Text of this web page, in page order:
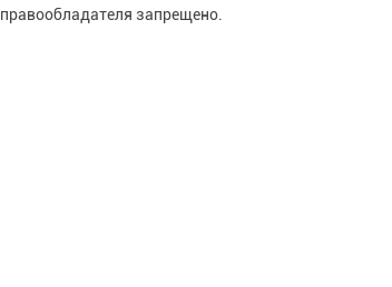
правообладателя запрещено.